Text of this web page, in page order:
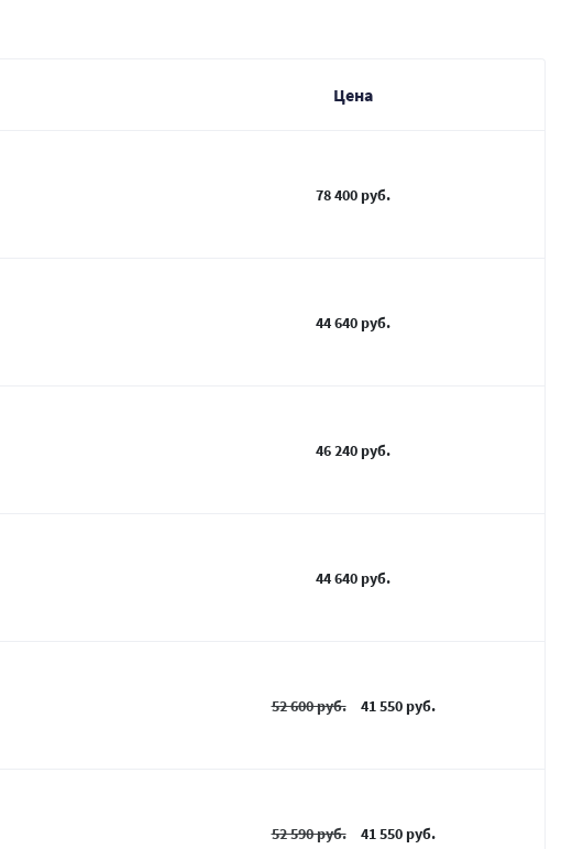
Цена
78 400 руб.
44 640 руб.
46 240 руб.
44 640 руб.
52 600 руб. 41 550 руб.
52 590 руб. 41 550 руб.